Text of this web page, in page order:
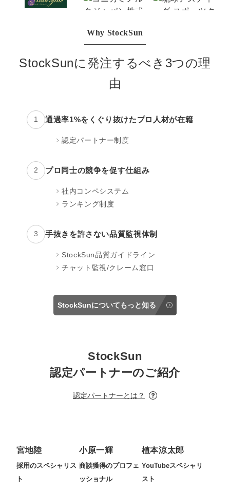
内部監査室長
Why StockSun
StockSunに発注するべき3つの理
由
1 通過率1%をくぐり抜けたプロ人材が在籍
認定パートナー制度
2 プロ同士の競争を促す仕組み
社内コンペシステム
ランキング制度
3 手抜きを許さない品質監視体制
StockSun品質ガイドライン
チャット監視/クレーム窓口
StockSunについてもっと知る
StockSun
認定パートナーのご紹介
認定パートナーとは？
宮地陸
採用のスペシャリス
ト
小原一輝
商談獲得のプロフェ
ッショナル
植本涼太郎
YouTubeスペシャリ
スト